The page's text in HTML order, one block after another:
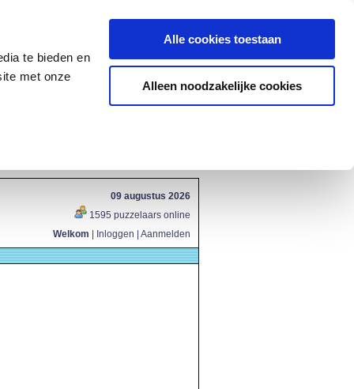
te bieden en
met onze
Alle cookies toestaan
Alleen noodzakelijke cookies
09 augustus 2026
1595 puzzelaars online
Welkom
Inloggen Aanmelden